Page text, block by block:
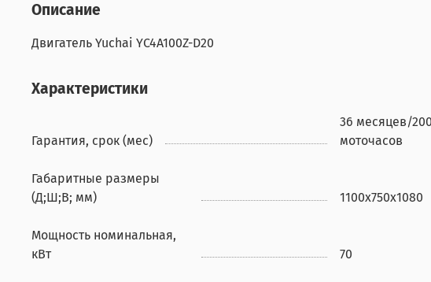
Описание
Двигатель Yuchai YC4A100Z-D20
Характеристики
Гарантия, срок (мес)
36 месяцев/
моточасов
Габаритные размеры
(Д;Ш;В; мм)
1100x750x1080
Мощность номинальная,
кВт
70